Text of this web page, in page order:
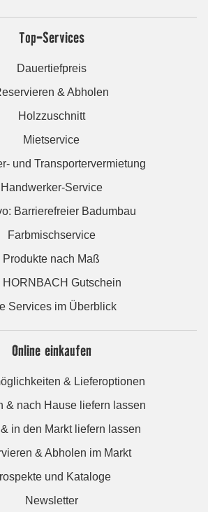
Top-Services
Dauertiefpreis
& Abholen
Holzzuschnitt
Mietservice
und Transportervermietung
Handwerker-Service
Barrierefreier Badumbau
Farbmischservice
Produkte nach Maß
HORNBACH Gutschein
Services im Überblick
Online einkaufen
& Lieferoptionen
& nach Hause liefern lassen
in den Markt liefern lassen
& Abholen im Markt
und Kataloge
Newsletter